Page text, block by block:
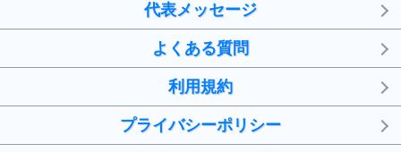
代表メッセージ
よくある質問
利用規約
プライバシーポリシー